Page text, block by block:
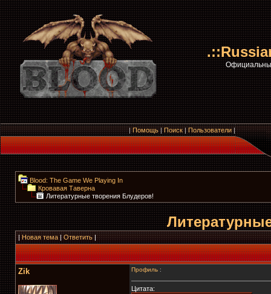
|Помощь|Поиск|Пользователи|
Blood: The Game We Playing In
Кровавая Таверна
Литературные творения Блудеров!
|Новая тема|Ответить|
Zik Профиль:
Цитата: